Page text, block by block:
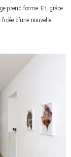
prend forme. Et, grâce
d’une nouvelle